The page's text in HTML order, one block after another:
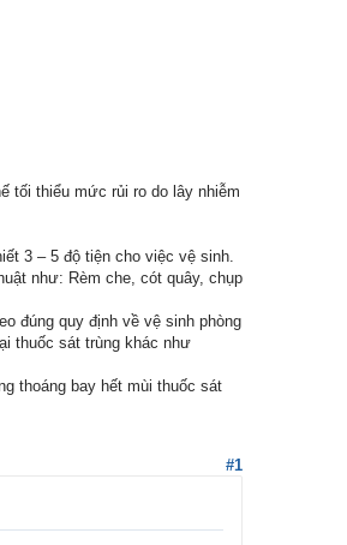
tối thiểu mức rủi ro do lây nhiễm
3 – 5 độ tiện cho việc vệ sinh.
như: Rèm che, cót quây, chụp
đúng quy định về vệ sinh phòng
thuốc sát trùng khác như
thoáng bay hết mùi thuốc sát
#1